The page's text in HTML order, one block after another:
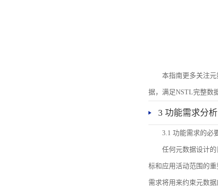
本指南更多关注
据，满足NSTL完整数
3 功能需求分析
3.1 功能需求的必
任何元数据设计
标和应用活动范围的
需求将用来约束元数